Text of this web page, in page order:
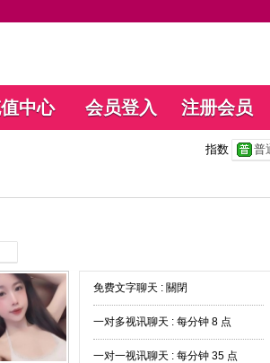
中心 会员登入 注册会员
指数 普
免费文字聊天 : 關閉
一对多视讯聊天 : 每分钟 8 点
一对一视讯聊天 : 每分钟 35 点